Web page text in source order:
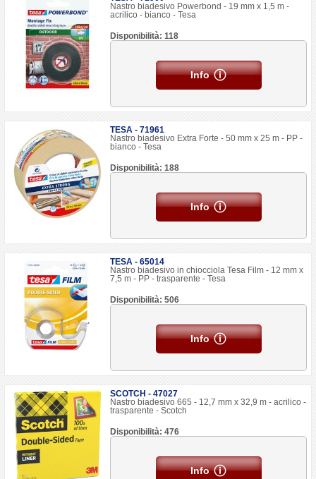
Nastro biadesivo Powerbond - 19 mm x 1,5 m -
acrilico - bianco - Tesa
Disponibilità: 118
Info
TESA - 71961
Nastro biadesivo Extra Forte - 50 mm x 25 m - PP -
bianco - Tesa
Disponibilità: 188
Info
TESA - 65014
Nastro biadesivo in chiocciola Tesa Film - 12 mm x
7,5 m - PP - trasparente - Tesa
Disponibilità: 506
Info
SCOTCH - 47027
Nastro biadesivo 665 - 12,7 mm x 32,9 m - acrilico -
trasparente - Scotch
Disponibilità: 476
Info